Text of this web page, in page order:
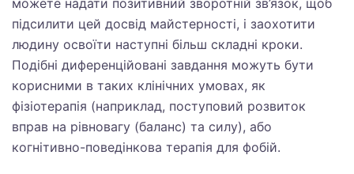
можете надати позитивний зворотній зв’язок, щоб
підсилити цей досвід майстерності, і заохотити
людину освоїти наступні більш складні кроки.
Подібні диференційовані завдання можуть бути
корисними в таких клінічних умовах, як
фізіотерапія (наприклад, поступовий розвиток
вправ на рівновагу (баланс) та силу), або
когнітивно-поведінкова терапія для фобій.